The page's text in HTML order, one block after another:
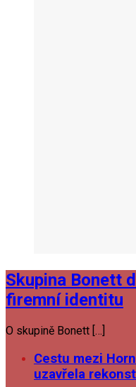
Skupina Bonett
firemní identitu
O skupině Bonett […]
Cestu mezi
uzavřela